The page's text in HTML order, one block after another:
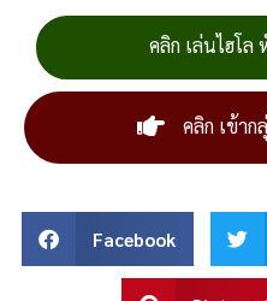
คลิก เล่นไฮโล
คลิก เข้าก
Facebook